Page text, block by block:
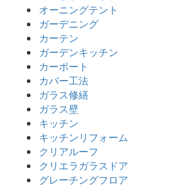
オーニングテント
ガーデニング
カーテン
ガーデンキッチン
カーポート
カバー工法
ガラス修繕
ガラス壁
キッチン
キッチンリフォーム
クリアルーフ
クリエラガラスドア
グレーチングフロア